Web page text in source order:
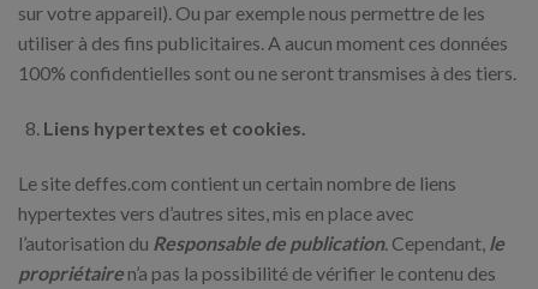
sur votre appareil). Ou par exemple nous permettre de les
utiliser à des fins publicitaires. A aucun moment ces données
100% confidentielles sont ou ne seront transmises à des tiers.
Liens hypertextes et cookies.
Le site deffes.com contient un certain nombre de liens
hypertextes vers d’autres sites, mis en place avec
l’autorisation du Responsable de publication. Cependant, le
propriétaire n’a pas la possibilité de vérifier le contenu des